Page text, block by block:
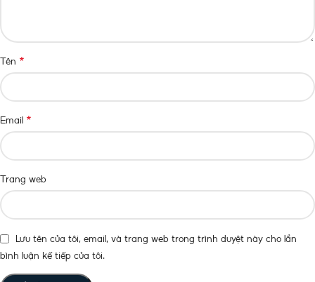
Tên *
Email *
Trang web
Lưu tên của tôi, email, và trang web trong trình duyệt này cho lần
bình luận kế tiếp của tôi.